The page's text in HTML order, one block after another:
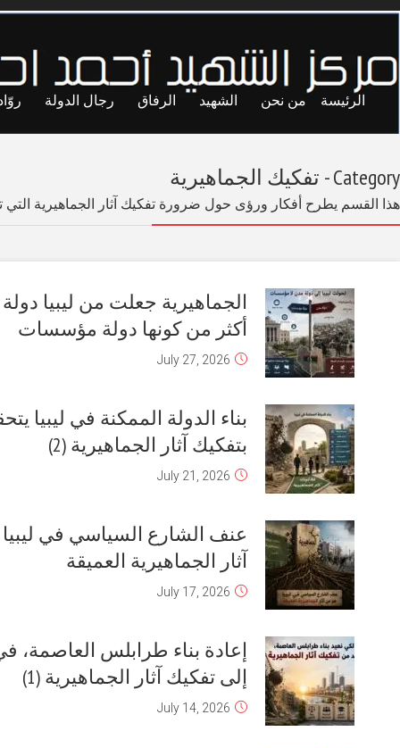
حريات تجارب المحاصصة معاول الهدم
وتعرقل اي محاولة لإخراج ليبيا من أزمتها .
بناء القوة المدنية يرتبط بمشروع تفكيك
آثار الجماهيرية
July 31, 2026
الجماهيرية حَرَمَت طرابلس العاصمة
من أن تكون مركزا إقليميا
July 26, 2026
بناء الدولة الممكنة في ليبيا يتحقق
بتفكيك آثار الجماهيرية (1)
July 19, 2026
إعادة بناء طرابلس العاصمة، في حاجة
إلى تفكيك آثار الجماهيرية (2)
July 15, 2026